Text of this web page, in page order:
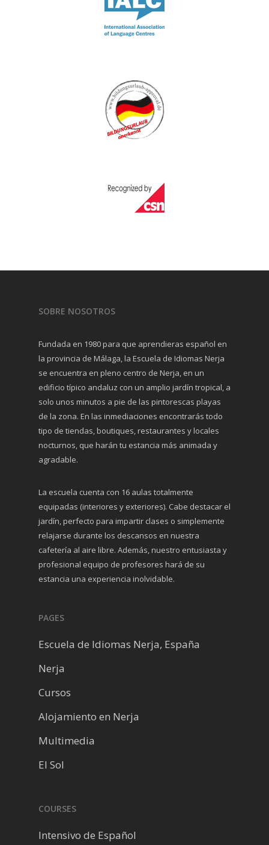
SOBRE NOSOTROS
Fundada en 1980 para que aprendieras español en
la provincia de Málaga, la Escuela de Idiomas Nerja
se encuentra en pleno centro de Nerja, en un
edificio típico andaluz con un amplio jardín tropical, a
solo unos minutos a pie de las pintorescas playas
de la zona. En las inmediaciones encontrarás todo
tipo de tiendas, boutiques, restaurantes y locales
nocturnos, que harán tu estancia más animada y
agradable.
La escuela cuenta con 16 aulas totalmente
equipadas (interiores y exteriores). Cabe destacar el
jardín, perfecto para impartir clases o simplemente
relajarse durante los descansos en nuestra
cafetería al aire libre. Además, nuestro entusiasta y
profesional equipo de profesores hará de su
estancia una experiencia inolvidable.
PAGES
Escuela de Idiomas Nerja, España
Nerja
Cursos
Alojamiento en Nerja
Multimedia
El Sol
COURSES
Intensivo de Español